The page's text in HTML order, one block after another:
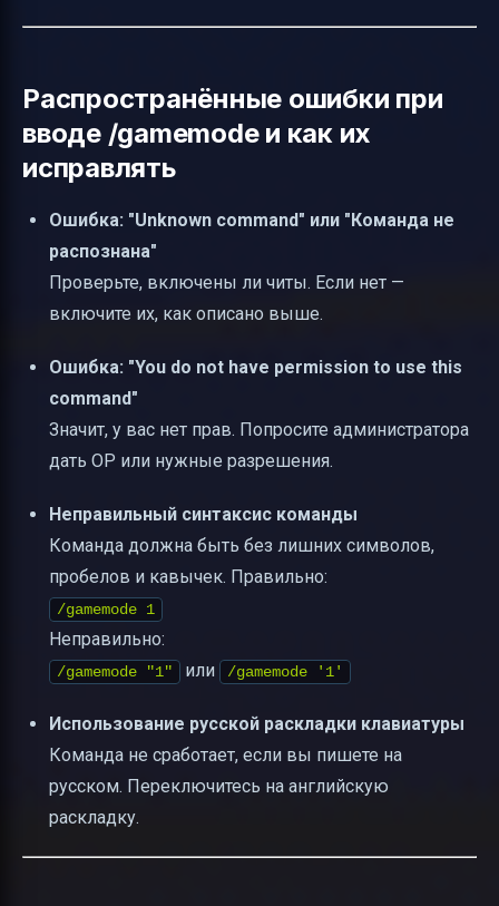
Распространённые ошибки при
вводе /gamemode и как их
исправлять
Ошибка: "Unknown command" или "Команда не
распознана"
Проверьте, включены ли читы. Если нет —
включите их, как описано выше.
Ошибка: "You do not have permission to use this
command"
Значит, у вас нет прав. Попросите администратора
дать OP или нужные разрешения.
Неправильный синтаксис команды
Команда должна быть без лишних символов,
пробелов и кавычек. Правильно:
/gamemode 1
Неправильно:
/gamemode "1" или /gamemode '1'
Использование русской раскладки клавиатуры
Команда не сработает, если вы пишете на
русском. Переключитесь на английскую
раскладку.